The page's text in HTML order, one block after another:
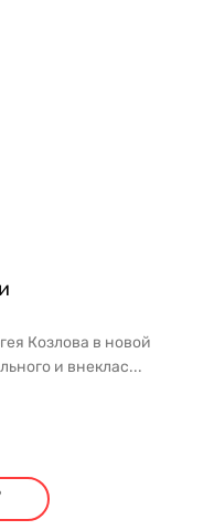
Козлова в новой
и внеклас...